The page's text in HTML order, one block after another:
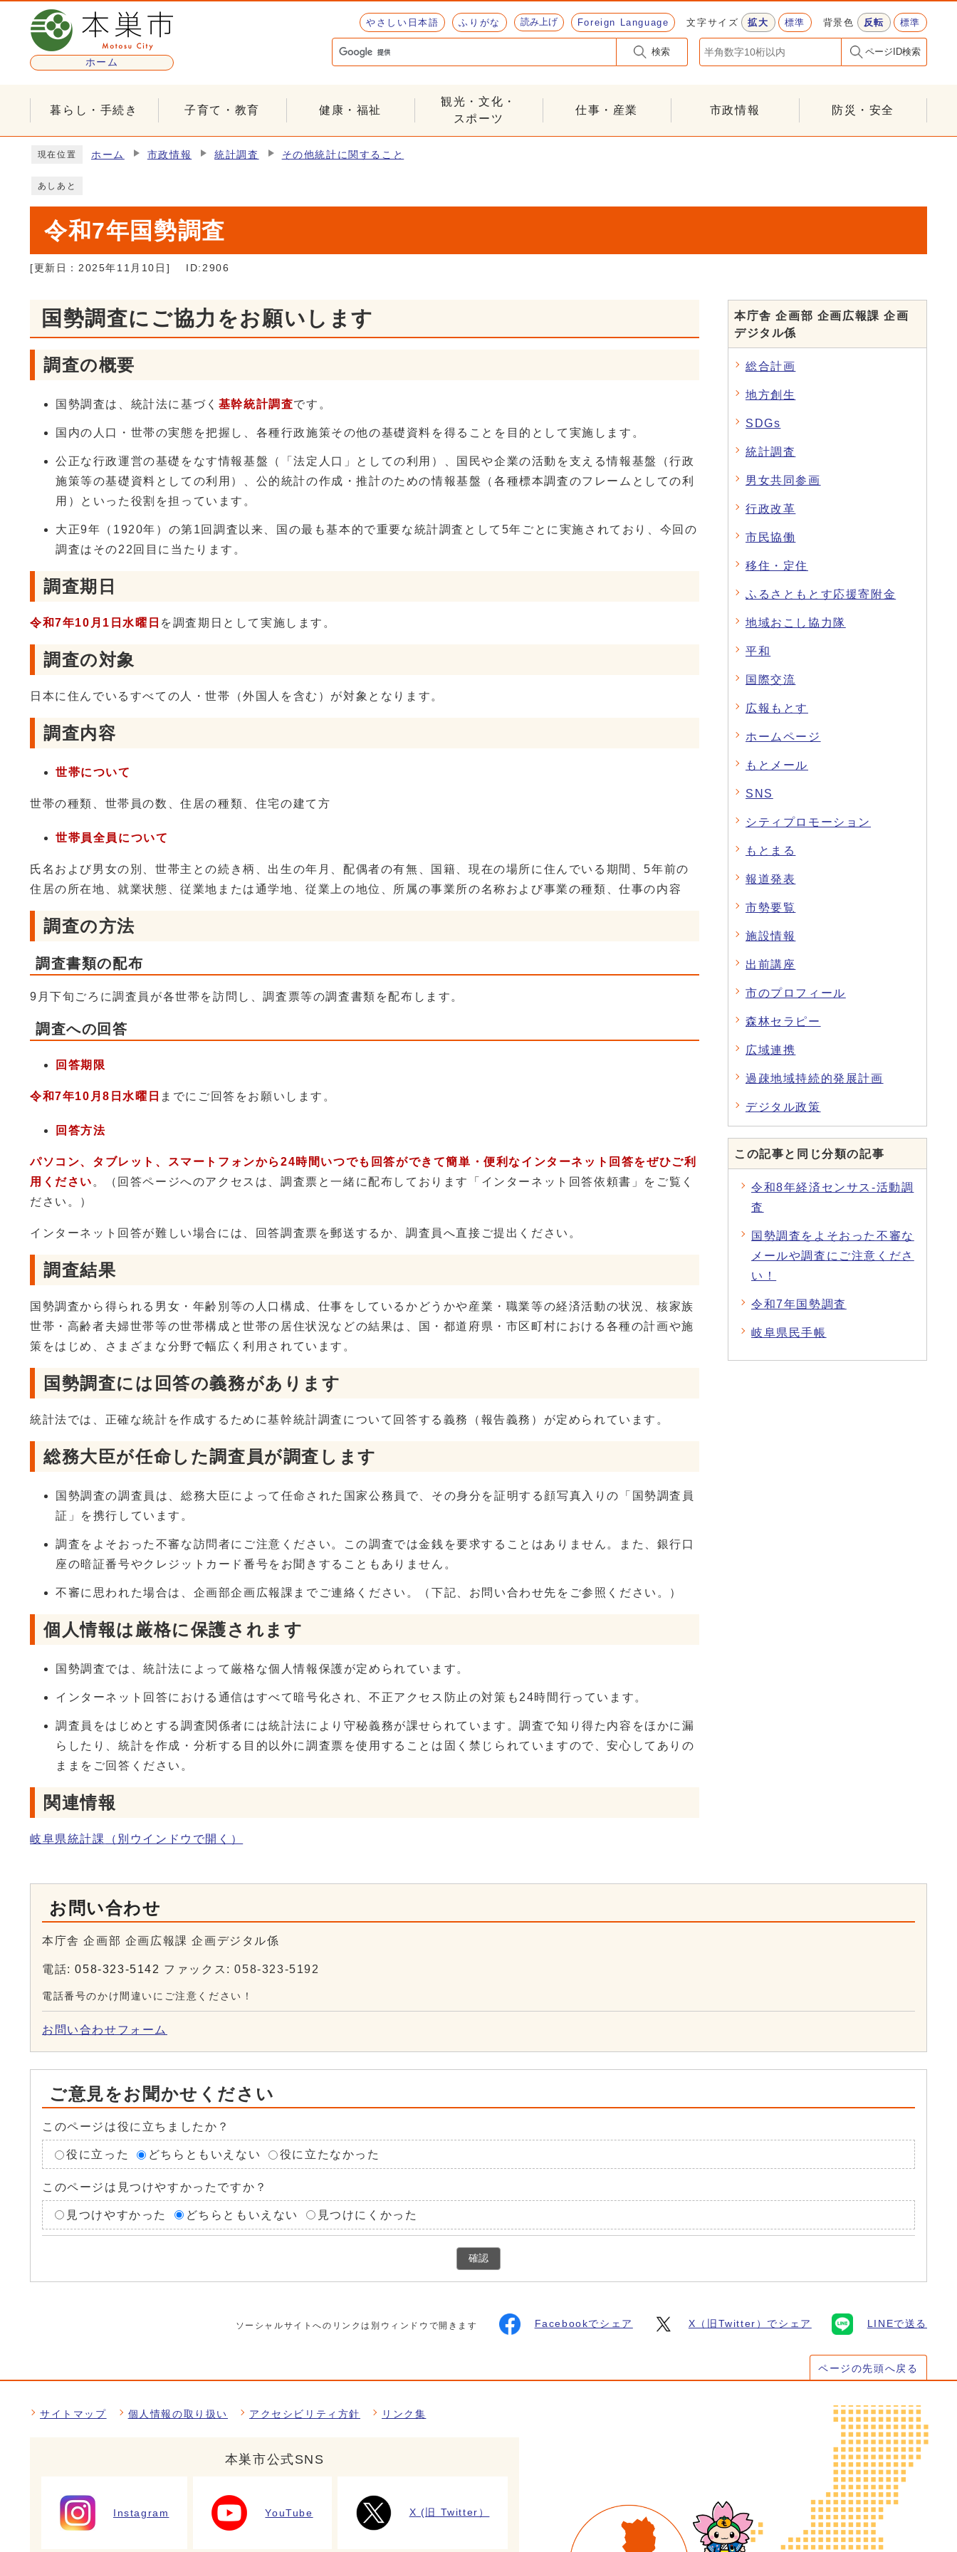
ページの先頭です
ホーム
やさしい日本語 ふりがな 読み上げ Foreign Language 文字サイズ 拡大 標準 背景色 反転 標準
検索 ページID検索
暮らし・手続き 子育て・教育 健康・福祉
観光・文化・
スポーツ
仕事・産業 市政情報 防災・安全
現在位置 ホーム 市政情報 統計調査 その他統計に関すること
あしあと
令和7年国勢調査
[更新日： 2025年11月10日 ] ID:2906
国勢調査にご協力をお願いします
調査の概要
国勢調査は、統計法に基づく 基幹統計調査です。
国内の人口・世帯の実態を把握し、各種行政施策その他の基礎資料を得ることを目的として実施します。
公正な行政運営の基礎をなす情報基盤（「法定人口」としての利用）、国民や企業の活動を支える情報基盤（行政
施策等の基礎資料としての利用）、公的統計の作成・推計のための情報基盤（各種標本調査のフレームとしての利
用）といった役割を担っています。
大正9年（1920年）の第1回調査以来、国の最も基本的で重要な統計調査として5年ごとに実施されており、今回の
調査はその22回目に当たります。
調査期日
令和7年10月1日水曜日 を調査期日として実施します。
調査の対象
日本に住んでいるすべての人・世帯（外国人を含む）が対象となります。
調査内容
世帯について
世帯の種類、世帯員の数、住居の種類、住宅の建て方
世帯員全員について
氏名および男女の別、世帯主との続き柄、出生の年月、配偶者の有無、国籍、現在の場所に住んでいる期間、5年前の
住居の所在地、就業状態、従業地または通学地、従業上の地位、所属の事業所の名称および事業の種類、仕事の内容
調査の方法
調査書類の配布
9月下旬ごろに調査員が各世帯を訪問し、調査票等の調査書類を配布します。
調査への回答
回答期限
令和7年10月8日水曜日 までにご回答をお願いします。
回答方法
パソコン、タブレット、スマートフォンから24時間いつでも回答ができて簡単・便利なインターネット回答をぜひご利
用ください 。（回答ページへのアクセスは、調査票と一緒に配布しております「インターネット回答依頼書」をご覧く
ださい。）
インターネット回答が難しい場合には、回答調査票を郵送するか、調査員へ直接ご提出ください。
調査結果
国勢調査から得られる男女・年齢別等の人口構成、仕事をしているかどうかや産業・職業等の経済活動の状況、核家族
世帯・高齢者夫婦世帯等の世帯構成と世帯の居住状況などの結果は、国・都道府県・市区町村における各種の計画や施
策をはじめ、さまざまな分野で幅広く利用されています。
国勢調査には回答の義務があります
統計法では、正確な統計を作成するために基幹統計調査について回答する義務（報告義務）が定められています。
総務大臣が任命した調査員が調査します
国勢調査の調査員は、総務大臣によって任命された国家公務員で、その身分を証明する顔写真入りの「国勢調査員
証」を携行しています。
調査をよそおった不審な訪問者にご注意ください。この調査では金銭を要求することはありません。また、銀行口
座の暗証番号やクレジットカード番号をお聞きすることもありません。
不審に思われた場合は、企画部企画広報課までご連絡ください。（下記、お問い合わせ先をご参照ください。）
個人情報は厳格に保護されます
国勢調査では、統計法によって厳格な個人情報保護が定められています。
インターネット回答における通信はすべて暗号化され、不正アクセス防止の対策も24時間行っています。
調査員をはじめとする調査関係者には統計法により守秘義務が課せられています。調査で知り得た内容をほかに漏
らしたり、統計を作成・分析する目的以外に調査票を使用することは固く禁じられていますので、安心してありの
ままをご回答ください。
関連情報
岐阜県統計課 （別ウインドウで開く）
本庁舎 企画部 企画広報課 企画
デジタル係
総合計画
地方創生
SDGs
統計調査
男女共同参画
行政改革
市民協働
移住・定住
ふるさともとす応援寄附金
地域おこし協力隊
平和
国際交流
広報もとす
ホームページ
もとメール
SNS
シティプロモーション
もとまる
報道発表
市勢要覧
施設情報
出前講座
市のプロフィール
森林セラピー
広域連携
過疎地域持続的発展計画
デジタル政策
この記事と同じ分類の記事
令和8年経済センサス-活動調
査
国勢調査をよそおった不審な
メールや調査にご注意くださ
い！
令和7年国勢調査
岐阜県民手帳
お問い合わせ
本庁舎 企画部 企画広報課 企画デジタル係
電話:058-323-5142 ファックス: 058-323-5192
電話番号のかけ間違いにご注意ください！
お問い合わせフォーム
ご意見をお聞かせください
このページは役に立ちましたか？
役に立った どちらともいえない 役に立たなかった
このページは見つけやすかったですか？
見つけやすかった どちらともいえない 見つけにくかった
確認
ソーシャルサイトへのリンクは別ウィンドウで開きます Facebookでシェア X（旧Twitter）でシェア LINEで送る
ページの先頭へ戻る
サイトマップ 個人情報の取り扱い アクセシビリティ方針 リンク集
本巣市公式SNS
Instagram YouTube X (旧 Twitter）